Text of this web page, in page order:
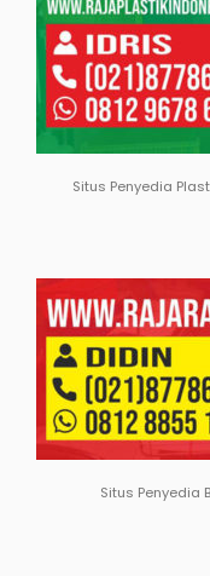
Situs Penyedia
Situs Penyedia